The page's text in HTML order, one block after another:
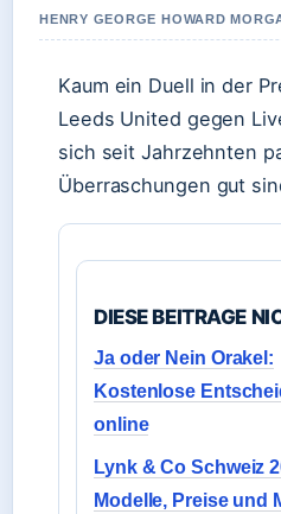
HENRY GEORGE HOWARD
Kaum ein Duell in der
Leeds United gegen
sich seit Jahrzehnten
Überraschungen gut
DIESE BEITRAGE
Ja oder Nein Orakel:
Kostenlose
online
Lynk & Co Schweiz
Modelle, Preise und